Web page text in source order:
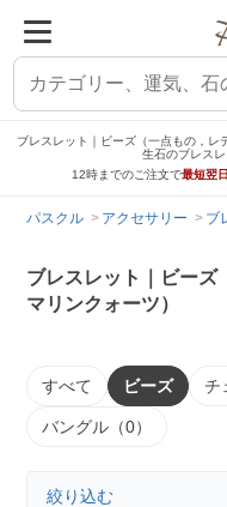
ブレスレット｜ビーズ（一点もの，レ
生石のブレス
12時までのご注文で最短翌
パスクル アクセサリー ブ
ブレスレット｜ビーズ
マリンクォーツ）
すべて ビーズ チ
バングル（0）
絞り込む